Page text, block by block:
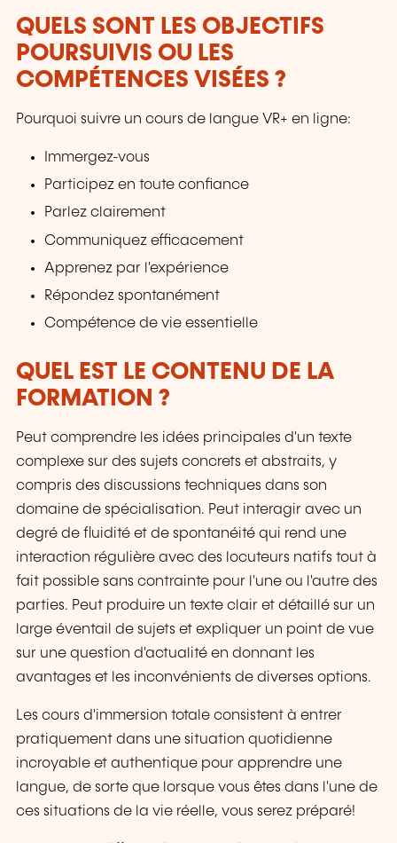
QUELS SONT LES OBJECTIFS
POURSUIVIS OU LES
COMPÉTENCES VISÉES ?
Pourquoi suivre un cours de langue VR+ en ligne:
Immergez-vous
Participez en toute confiance
Parlez clairement
Communiquez efficacement
Apprenez par l'expérience
Répondez spontanément
Compétence de vie essentielle
QUEL EST LE CONTENU DE LA
FORMATION ?
Peut comprendre les idées principales d'un texte
complexe sur des sujets concrets et abstraits, y
compris des discussions techniques dans son
domaine de spécialisation. Peut interagir avec un
degré de fluidité et de spontanéité qui rend une
interaction régulière avec des locuteurs natifs tout à
fait possible sans contrainte pour l'une ou l'autre des
parties. Peut produire un texte clair et détaillé sur un
large éventail de sujets et expliquer un point de vue
sur une question d'actualité en donnant les
avantages et les inconvénients de diverses options.
Les cours d'immersion totale consistent à entrer
pratiquement dans une situation quotidienne
incroyable et authentique pour apprendre une
langue, de sorte que lorsque vous êtes dans l'une de
ces situations de la vie réelle, vous serez préparé!